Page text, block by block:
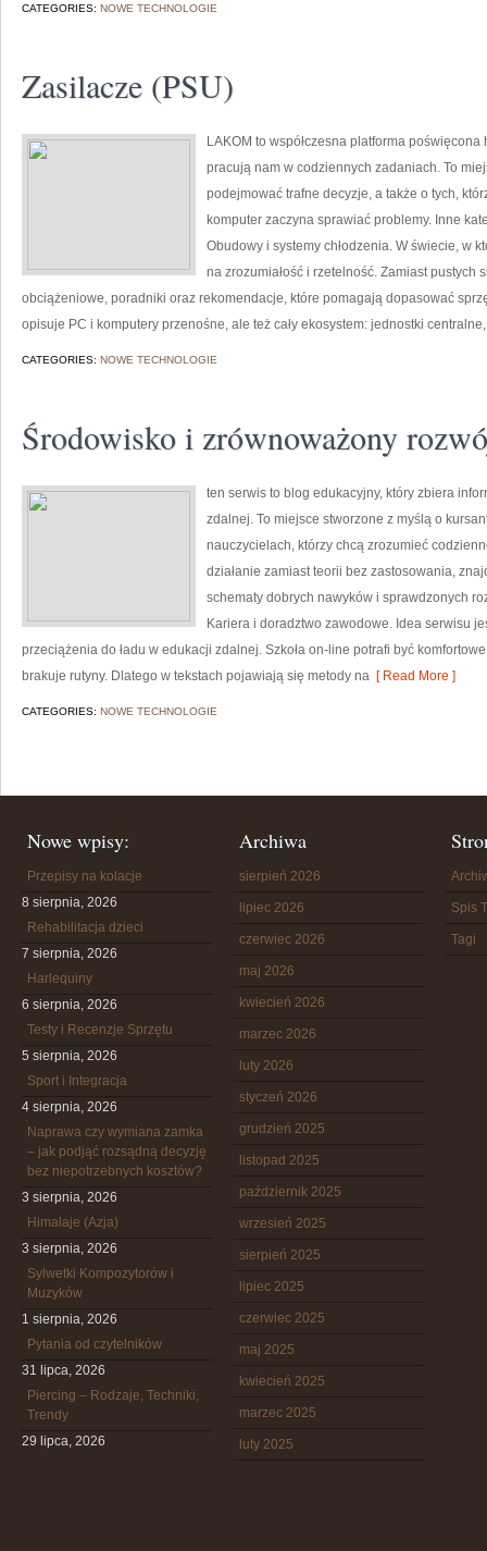
CATEGORIES: NOWE TECHNOLOGIE
Zasilacze (PSU)
LAKOM to współczesna platforma
pracują nam w codziennych zadaniach. To
podejmować trafne decyzje, a także o tych,
komputer zaczyna sprawiać problemy. Inne
Obudowy i systemy chłodzenia. W świecie, w
na zrozumiałość i rzetelność. Zamiast pustych
obciążeniowe, poradniki oraz rekomendacje, które pomagają dopasować
opisuje PC i komputery przenośne, ale też cały ekosystem: jednostki
CATEGORIES: NOWE TECHNOLOGIE
Środowisko i zrównoważony
ten serwis to blog edukacyjny, który zbiera
zdalnej. To miejsce stworzone z myślą o
nauczycielach, którzy chcą zrozumieć
działanie zamiast teorii bez zastosowania,
schematy dobrych nawyków i sprawdzonych
Kariera i doradztwo zawodowe. Idea serwisu
przeciążenia do ładu w edukacji zdalnej. Szkoła on-line potrafi być
brakuje rutyny. Dlatego w tekstach pojawiają się metody na [ Read More ]
CATEGORIES: NOWE TECHNOLOGIE
Nowe wpisy:
Przepisy na kolacje
8 sierpnia, 2026
Rehabilitacja dzieci
7 sierpnia, 2026
Harlequiny
6 sierpnia, 2026
Testy i Recenzje Sprzętu
5 sierpnia, 2026
Sport i Integracja
4 sierpnia, 2026
Naprawa czy wymiana zamka
– jak podjąć rozsądną decyzję
bez niepotrzebnych kosztów?
3 sierpnia, 2026
Himalaje (Azja)
3 sierpnia, 2026
Sylwetki Kompozytorów i
Muzyków
1 sierpnia, 2026
Pytania od czytelników
31 lipca, 2026
Piercing – Rodzaje, Techniki,
Trendy
29 lipca, 2026
Archiwa
sierpień 2026
lipiec 2026
czerwiec 2026
maj 2026
kwiecień 2026
marzec 2026
luty 2026
styczeń 2026
grudzień 2025
listopad 2025
październik 2025
wrzesień 2025
sierpień 2025
lipiec 2025
czerwiec 2025
maj 2025
kwiecień 2025
marzec 2025
luty 2025
Spis
Tagi